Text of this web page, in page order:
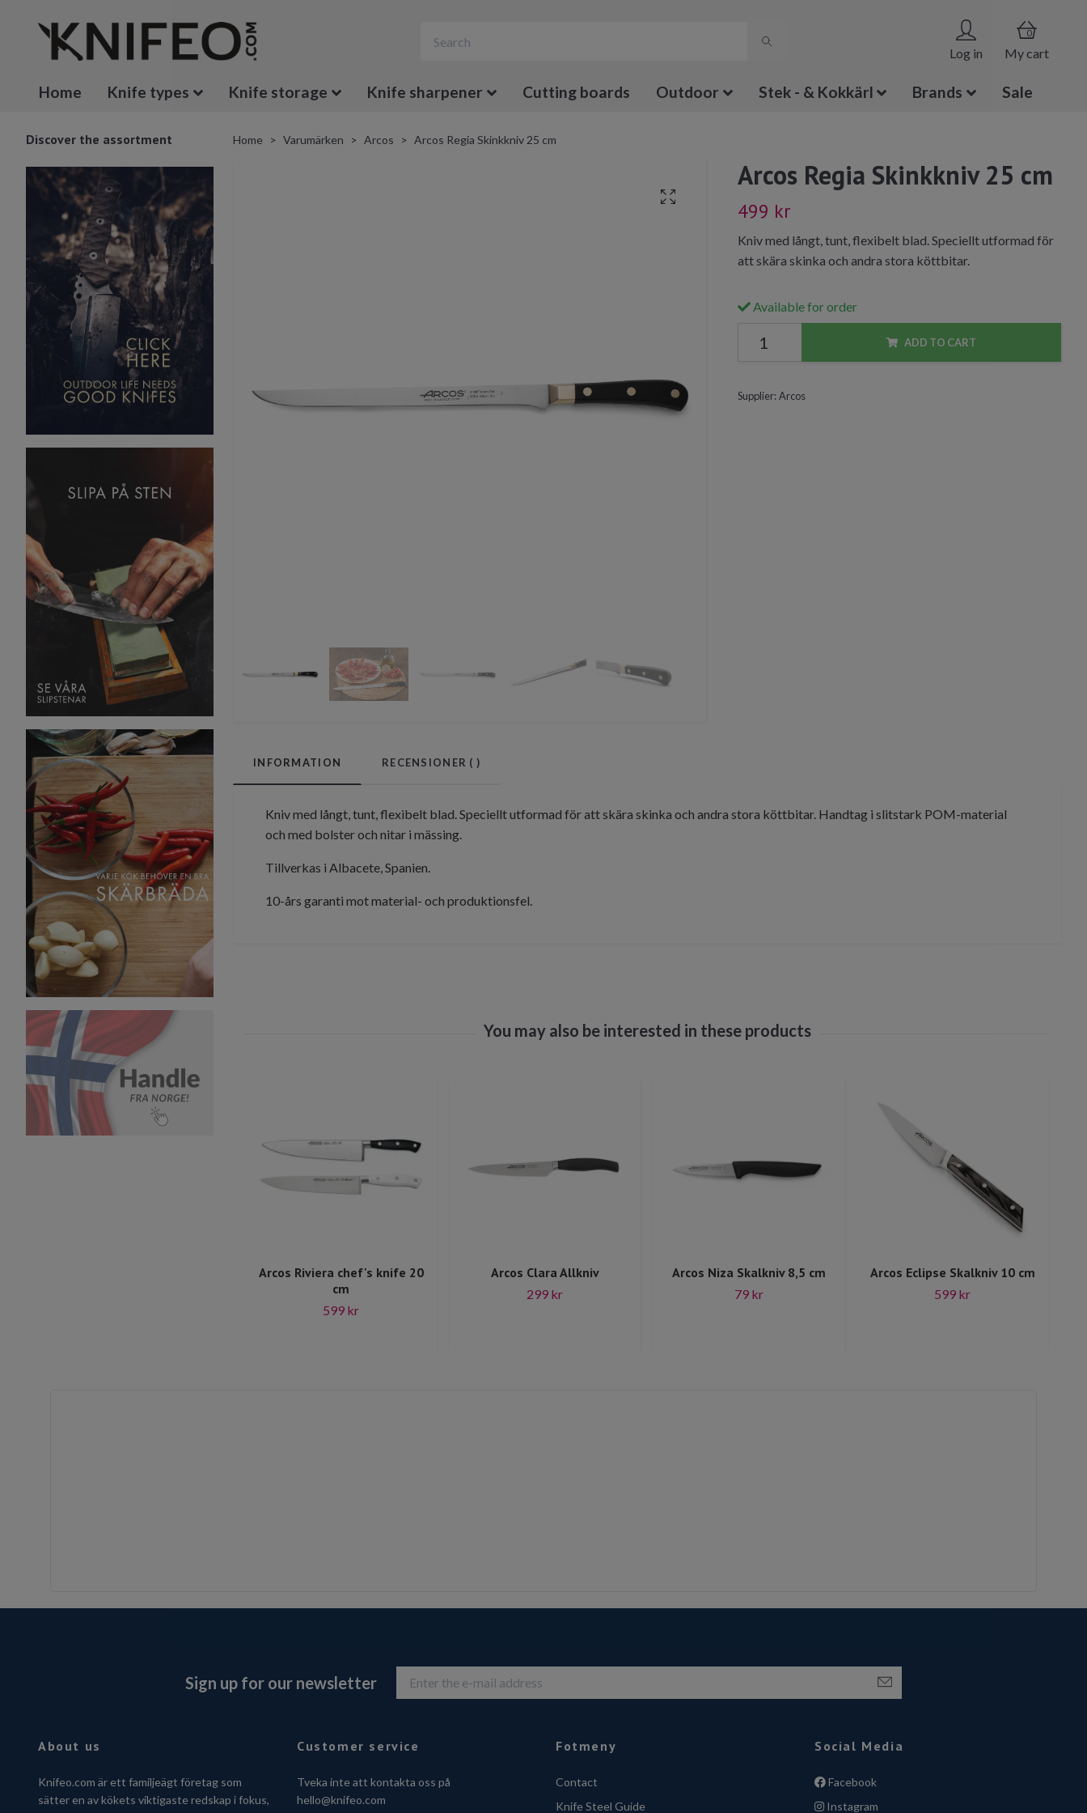
Log in
0
My cart
Home Knife types Knife storage Knife sharpener Cutting boards Outdoor Stek - & Kokkärl Brands Sale
Discover the assortment Home Varumärken Arcos Arcos Regia Skinkkniv 25 cm
Arcos Regia Skinkkniv 25 cm
499 kr
Kniv med långt, tunt, flexibelt blad. Speciellt utformad för
att skära skinka och andra stora köttbitar.
Available for order
ADD TO CART
Supplier:Arcos
INFORMATION RECENSIONER ( )
Kniv med långt, tunt, flexibelt blad. Speciellt utformad för att skära skinka och andra stora köttbitar. Handtag i slitstark POM-material
och med bolster och nitar i mässing.
Tillverkas i Albacete, Spanien.
10-års garanti mot material- och produktionsfel.
Arcos Riviera chef's knife 20
cm
599 kr
Arcos Clara Allkniv
299 kr
Arcos Niza Skalkniv 8,5 cm
79 kr
Arcos Eclipse Skalkniv 10 cm
599 kr
Sign up for our newsletter
About us
Knifeo.com är ett familjeägt företag som
sätter en av kökets viktigaste redskap i fokus,
Customer service
Tveka inte att kontakta oss på
hello@knifeo.com
Fotmeny
Contact
Knife Steel Guide
Social Media
Facebook
Instagram